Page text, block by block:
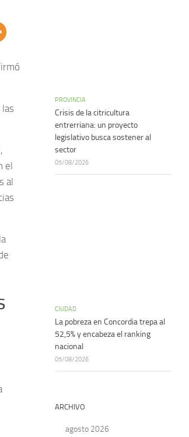
el
al
PROVINCIA
Crisis de la citricultura
entrerriana: un proyecto
legislativo busca sostener al
sector
05/08/2026
CIUDAD
La pobreza en Concordia trepa al
52,5% y encabeza el ranking
nacional
05/08/2026
ARCHIVO
agosto 2026